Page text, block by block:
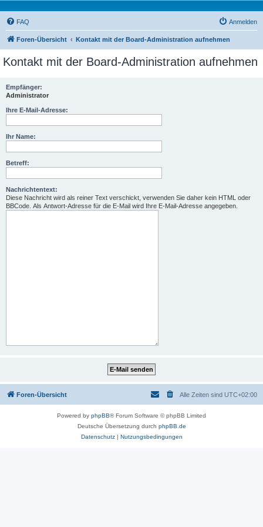
FAQ Anmelden
Foren-Übersicht Kontakt mit der Board-Administration aufnehmen
Kontakt mit der Board-Administration aufnehmen
Empfänger:
Administrator
Ihre E-Mail-Adresse:
Ihr Name:
Betreff:
Nachrichtentext:
Diese Nachricht wird als reiner Text verschickt, verwenden Sie daher kein HTML oder
BBCode. Als Antwort-Adresse für die E-Mail wird Ihre E-Mail-Adresse angegeben.
Foren-Übersicht Alle Zeiten sind UTC+02:00
Powered by phpBB® Forum Software © phpBB Limited
Deutsche Übersetzung durch phpBB.de
Datenschutz| Nutzungsbedingungen